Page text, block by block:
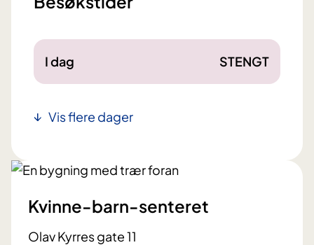
I dag STENGT
Vis flere dager
Kvinne-barn-senteret
Olav Kyrres gate 11